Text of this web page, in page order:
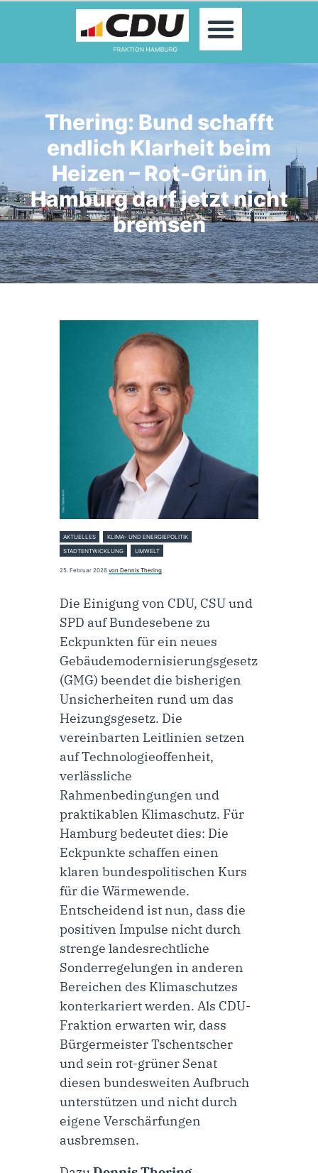
Thering: Bund schafft
endlich Klarheit beim
Heizen – Rot-Grün in
Hamburg darf jetzt nicht
bremsen
MOIN!
ABGEORDNETE
KONTAKT
PRESSE
AKTUELLES
KLIMA- UND ENERGIEPOLITIK
STADTENTWICKLUNG
UMWELT
25. Februar 2026 von Dennis Thering
Die Einigung von CDU, CSU und
SPD auf Bundesebene zu
Eckpunkten für ein neues
Gebäudemodernisierungsgesetz
(GMG) beendet die bisherigen
Unsicherheiten rund um das
Heizungsgesetz. Die
vereinbarten Leitlinien setzen
auf Technologieoffenheit,
verlässliche
Rahmenbedingungen und
praktikablen Klimaschutz. Für
Hamburg bedeutet dies: Die
Eckpunkte schaffen einen
klaren bundespolitischen Kurs
für die Wärmewende.
Entscheidend ist nun, dass die
positiven Impulse nicht durch
strenge landesrechtliche
Sonderregelungen in anderen
Bereichen des Klimaschutzes
konterkariert werden. Als CDU-
Fraktion erwarten wir, dass
Bürgermeister Tschentscher
und sein rot-grüner Senat
diesen bundesweiten Aufbruch
unterstützen und nicht durch
eigene Verschärfungen
ausbremsen.